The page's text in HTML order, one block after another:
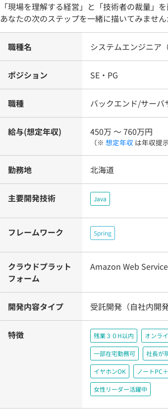
「現場を理解する経営」と「技術者の裁量」を
あなたの次のステップを一緒に描いてみません
職種名 システムエンジニア（
ポジション SE・PG
職種 バックエンド/サーバ
給与(想定年収) 450万 〜 760万円
（※ 想定年収 は年収提
勤務地 北海道
主要開発技術 Java
フレームワーク Spring
クラウドプラット
フォーム
Amazon Web
開発内容タイプ 受託開発（自社内開
特徴 残業３０H以内 オンラ
一部在宅勤務可 社長が
イヤホンOK ノートPC
女性リーダー活躍中